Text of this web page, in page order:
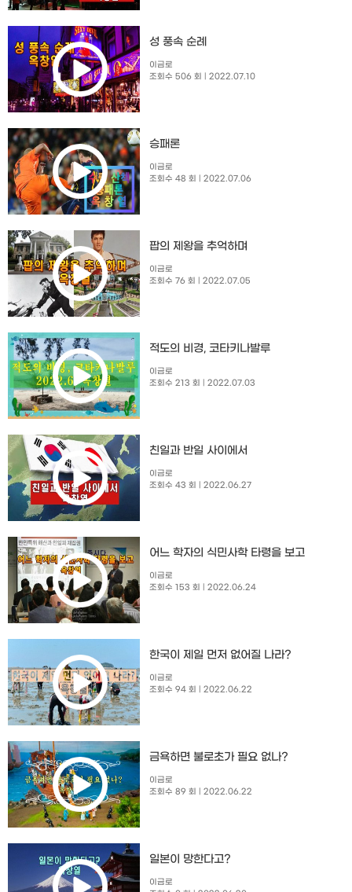
성 풍속 순례
이금로
조회수 506 회
| 2022.07.10
승패론
이금로
조회수 48 회
| 2022.07.06
팝의 제왕을 추억하며
이금로
조회수 76 회
| 2022.07.05
적도의 비경, 코타키나발루
이금로
조회수 213 회
| 2022.07.03
친일과 반일 사이에서
이금로
조회수 43 회
| 2022.06.27
어느 학자의 식민사학 타령을 보고
이금로
조회수 153 회
| 2022.06.24
한국이 제일 먼저 없어질 나라?
이금로
조회수 94 회
| 2022.06.22
금욕하면 불로초가 필요 없나?
이금로
조회수 89 회
| 2022.06.22
일본이 망한다고?
이금로